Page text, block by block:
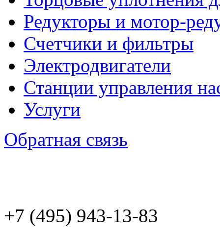
Редукторы и мотор-
Счетчики и фильтры
Электродвигатели
Станции управления
Услуги
Обратная связь
+7 (495) 943-13-83